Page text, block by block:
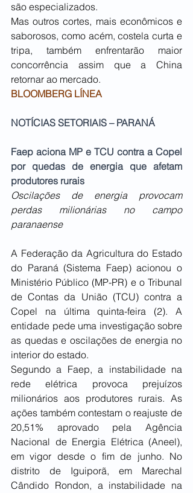
são especializados.
Mas outros cortes, mais econômicos e
saborosos, como acém, costela curta e
tripa, também enfrentarão maior
concorrência assim que a China
retornar ao mercado.
BLOOMBERG LÍNEA
NOTÍCIAS SETORIAIS – PARANÁ
Faep aciona MP e TCU contra a Copel
por quedas de energia que afetam
produtores rurais
Oscilações de energia provocam
perdas milionárias no campo
paranaense
A Federação da Agricultura do Estado
do Paraná (Sistema Faep) acionou o
Ministério Público (MP-PR) e o Tribunal
de Contas da União (TCU) contra a
Copel na última quinta-feira (2). A
entidade pede uma investigação sobre
as quedas e oscilações de energia no
interior do estado.
Segundo a Faep, a instabilidade na
rede elétrica provoca prejuízos
milionários aos produtores rurais. As
ações também contestam o reajuste de
20,51% aprovado pela Agência
Nacional de Energia Elétrica (Aneel),
em vigor desde o fim de junho. No
distrito de Iguiporã, em Marechal
Cândido Rondon, a instabilidade na